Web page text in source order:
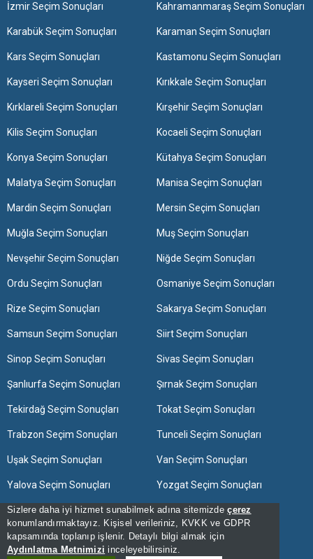
Sizlere daha iyi hizmet sunabilmek adına sitemizdeçerez
konumlandırmaktayız. Kişisel verileriniz, KVKK ve GDPR
kapsamında toplanıp işlenir. Detaylı bilgi almak için
Aydınlatma Metnimizi inceleyebilirsiniz.
İzmir Seçim Sonuçları Kahramanmaraş Seçim Sonuçları
Karabük Seçim Sonuçları Karaman Seçim Sonuçları
Kars Seçim Sonuçları Kastamonu Seçim Sonuçları
Kayseri Seçim Sonuçları Kırıkkale Seçim Sonuçları
Kırklareli Seçim Sonuçları Kırşehir Seçim Sonuçları
Kilis Seçim Sonuçları Kocaeli Seçim Sonuçları
Konya Seçim Sonuçları Kütahya Seçim Sonuçları
Malatya Seçim Sonuçları Manisa Seçim Sonuçları
Mardin Seçim Sonuçları Mersin Seçim Sonuçları
Muğla Seçim Sonuçları Muş Seçim Sonuçları
Nevşehir Seçim Sonuçları Niğde Seçim Sonuçları
Ordu Seçim Sonuçları Osmaniye Seçim Sonuçları
Rize Seçim Sonuçları Sakarya Seçim Sonuçları
Samsun Seçim Sonuçları Siirt Seçim Sonuçları
Sinop Seçim Sonuçları Sivas Seçim Sonuçları
Şanlıurfa Seçim Sonuçları Şırnak Seçim Sonuçları
Tekirdağ Seçim Sonuçları Tokat Seçim Sonuçları
Trabzon Seçim Sonuçları Tunceli Seçim Sonuçları
Uşak Seçim Sonuçları Van Seçim Sonuçları
Yalova Seçim Sonuçları Yozgat Seçim Sonuçları
Zonguldak Seçim Sonuçları
[Hata Bildir] - 15:46:10 - 13